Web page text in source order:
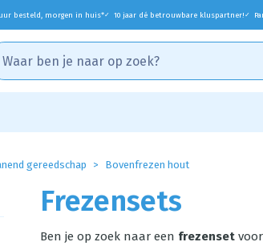
uur besteld, morgen in huis*✓ 10 jaar dé betrouwbare kluspartner! ✓
gereedschap Bovenfrezen hout
Frezensets
Ben je op zoek naar een frezensetvoor